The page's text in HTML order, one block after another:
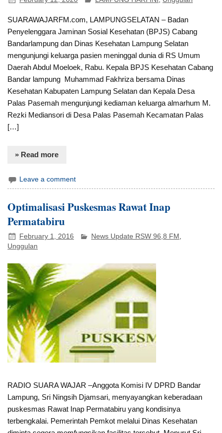
SUARAWAJARFM.com, LAMPUNGSELATAN – Badan
Penyelenggara Jaminan Sosial Kesehatan (BPJS) Cabang
Bandarlampung dan Dinas Kesehatan Lampung Selatan
mengunjungi keluarga pasien meninggal dunia di RS Umum
Daerah Abdul Moeloek, Rabu. Kepala BPJS Kesehatan Cabang
Bandar lampung Muhammad Fakhriza bersama Dinas
Kesehatan Kabupaten Lampung Selatan dan Kepala Desa
Palas Pasemah mengunjungi kediaman keluarga almarhum M.
Rezki Mediansori di Desa Palas Pasemah Kecamatan Palas
[…]
» Read more
Leave a comment
Optimalisasi Puskesmas Rawat Inap
Permatabiru
February 1, 2016 News Update RSW 96,8 FM
Unggulan
RADIO SUARA WAJAR –Anggota Komisi IV DPRD Bandar
Lampung, Sri Ningsih Djamsari, menyayangkan keberadaan
puskesmas Rawat Inap Permatabiru yang kondisinya
terbengkalai. Pemerintah Pemkot melalui Dinas Kesehatan